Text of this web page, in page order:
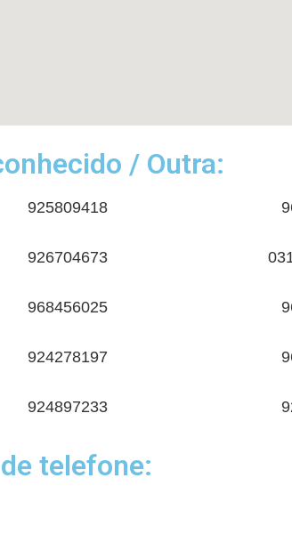
/ Outra:
925809418
926704673
968456025
924278197
924897233
telefone: